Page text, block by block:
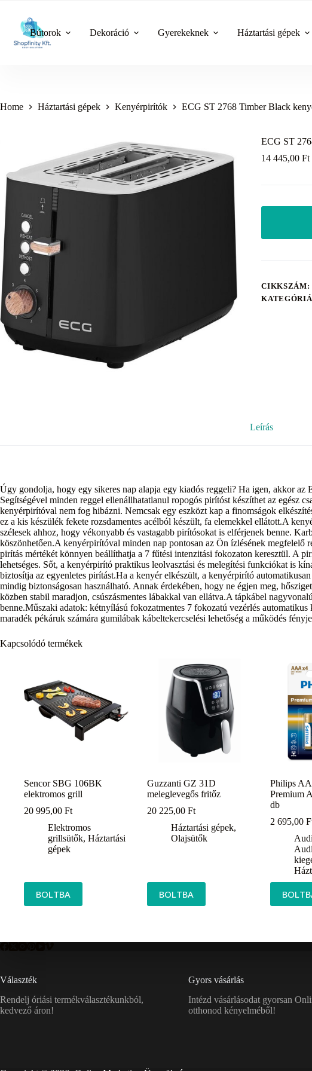
content
Bútorok Dekoráció Gyerekeknek Háztartási gépek
Home Háztartási gépek Kenyérpirítók ECG ST 2768 Timber Black
ECG ST
14 445,00Ft
CIKKSZÁM:
Leírás
Úgy gondolja, hogy egy sikeres nap alapja egy kiadós reggeli? Ha igen, akkor
Segítségével minden reggel ellenállhatatlanul ropogós pirítóst készíthet az egész
kenyérpirítóval nem fog hibázni. Nemcsak egy eszközt kap a finomságok
ez a kis készülék fekete rozsdamentes acélból készült, fa elemekkel ellátott.A
szélesek ahhoz, hogy vékonyabb és vastagabb pirítósokat is elférjenek benne.
köszönhetően.A kenyérpirítóval minden nap pontosan az Ön ízlésének megfelelő
pirítás mértékét könnyen beállíthatja a 7 fűtési intenzitási fokozaton keresztül. A
lehetséges. Sőt, a kenyérpirító praktikus leolvasztási és melegítési funkciókat is
biztosítja az egyenletes pirítást.Ha a kenyér elkészült, a kenyérpirító
mindig biztonságosan használható. Annak érdekében, hogy ne égjen meg,
közben stabil maradjon, csúszásmentes lábakkal van ellátva.A tápkábel
benne.Műszaki adatok: kétnyílású fokozatmentes 7 fokozatú vezérlés
maradék pékáruk számára gumilábak kábeltekercselési lehetőség a működés
Kapcsolódó termékek
Sencor SBG 106BK
elektromos grill
20 995,00 Ft
Elektromos
grillsütők, Háztartási
gépek
BOLTBA
Guzzanti GZ 31D
meleglevegős fritőz
20 225,00Ft
Háztartási gépek,
Olajsütők
BOLTBA
Philips
Premium
db
2 695,00
Választék
Rendelj óriási termékválasztékunkból,
kedvező áron!
Gyors vásárlás
Intézd vásárlásodat gyorsan
otthonod kényelméből!